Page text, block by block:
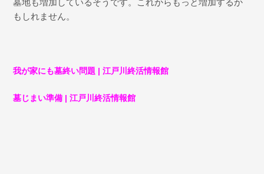
墓地も増加しているそうです。これからもっと増加するか
もしれません。
我が家にも墓終い問題 | 江戸川終活情報館
墓じまい準備 | 江戸川終活情報館